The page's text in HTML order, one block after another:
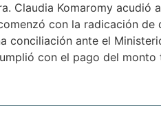
Claudia Komaromy acudió a
con la radicación de
conciliación ante el
con el pago del monto